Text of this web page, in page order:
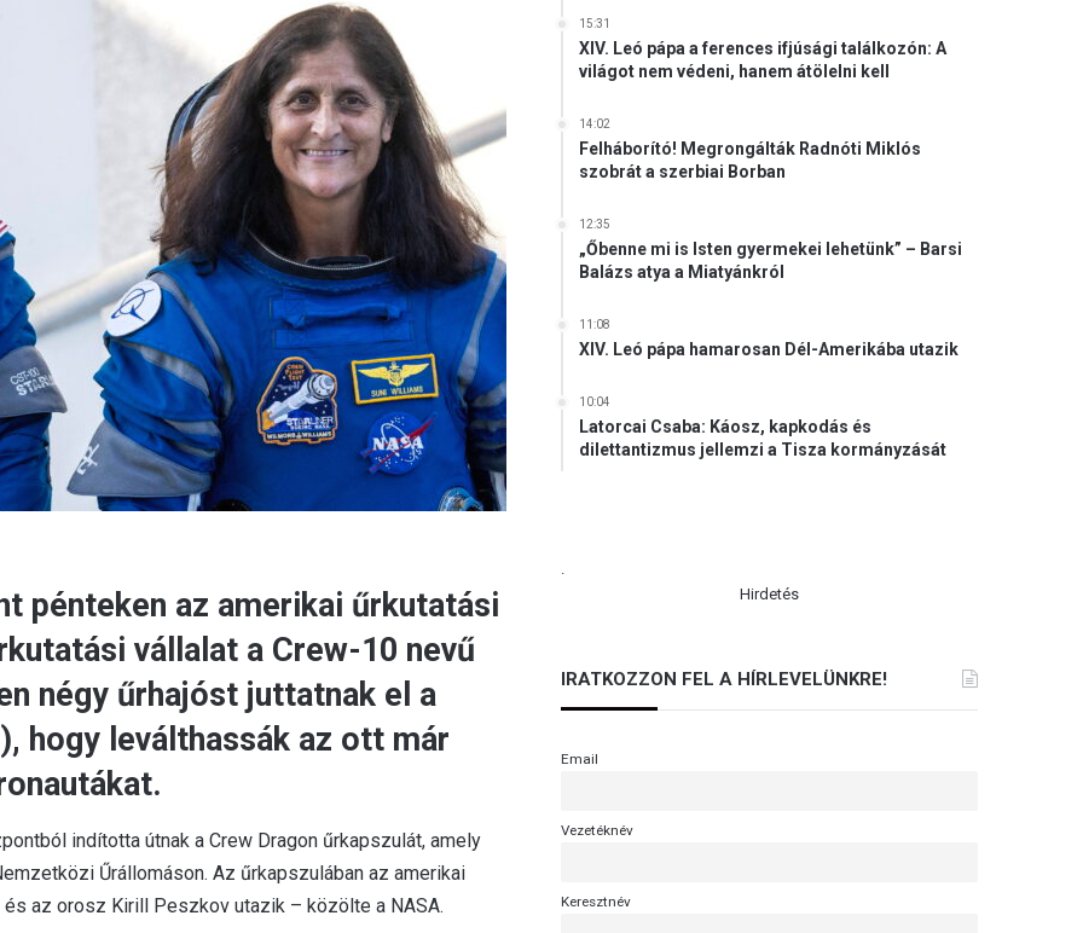
pénteken az amerikai űrkutatási
vállalat a Crew-10 nevű
négy űrhajóst juttatnak el a
hogy leválthassák az ott már
indította útnak a Crew Dragon űrkapszulát, amely
Űrállomáson. Az űrkapszulában az amerikai
és az orosz Kirill Peszkov utazik – közölte a NASA.
15:31
XIV. Leó pápa a ferences ifjúsági találkozón: A
világot nem védeni, hanem átölelni kell
14:02
Felháborító! Megrongálták Radnóti Miklós
szobrát a szerbiai Borban
12:35
„Őbenne mi is Isten gyermekei lehetünk” – Barsi
Balázs atya a Miatyánkról
11:08
XIV. Leó pápa hamarosan Dél-Amerikába utazik
10:04
Latorcai Csaba: Káosz, kapkodás és
dilettantizmus jellemzi a Tisza kormányzását
.
Hirdetés
IRATKOZZON FEL A HÍRLEVELÜNKRE!
Email
Vezetéknév
Keresztnév